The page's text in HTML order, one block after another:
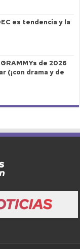
es tendencia y la
de 2026
(¡con drama y de